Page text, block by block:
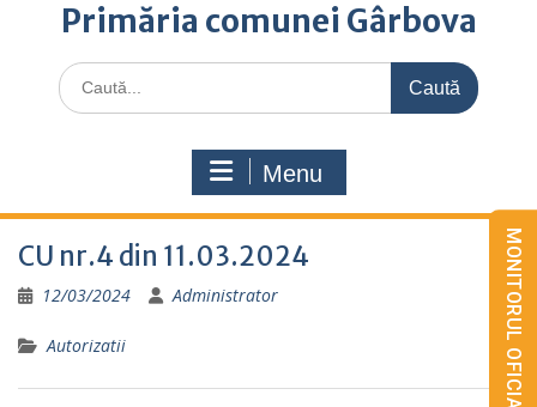
Primăria comunei Gârbova
Caută
for:
Menu
CU nr.4 din 11.03.2024
12/03/2024 Administrator
Autorizatii